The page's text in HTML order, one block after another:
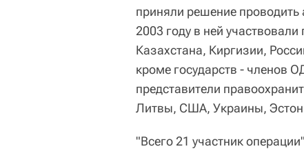
приняли решение
2003 году в ней
Казахстана, Киргизии,
кроме государств - членов
представители
Литвы, США, Украины,
"Всего 21 участник